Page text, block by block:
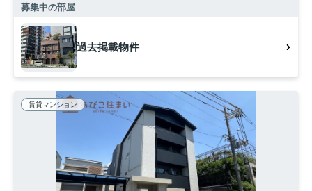
募集中の部屋
過去掲載物件
賃貸マンション